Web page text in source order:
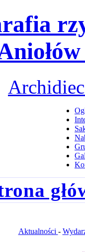
Aktualności -